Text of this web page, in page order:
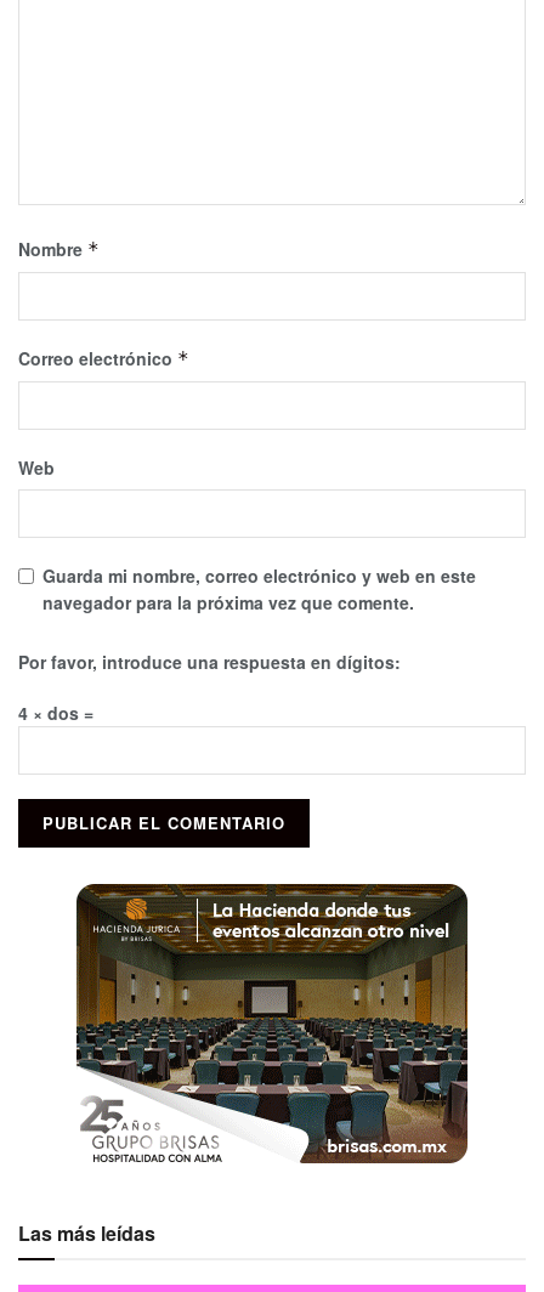
Nombre *
Correo electrónico *
Web
Guarda mi nombre, correo electrónico y web en este
navegador para la próxima vez que comente.
Por favor, introduce una respuesta en dígitos:
4 × dos =
Las más leídas